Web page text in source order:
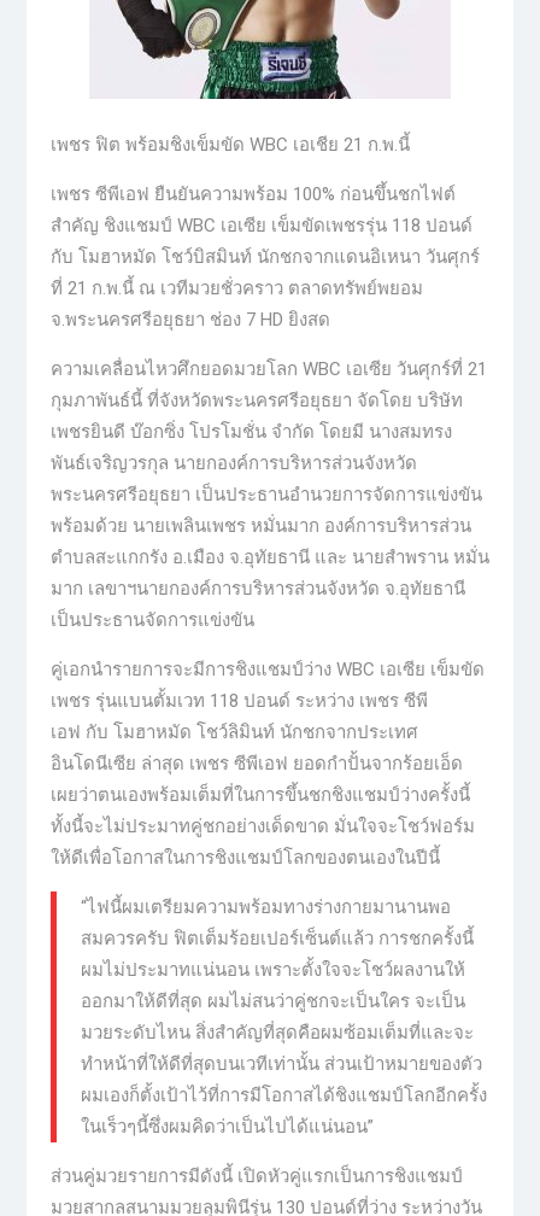
เพชร ฟิต พร้อมชิงเข็มขัด WBC เอเชีย 21 ก.พ.นี้
เพชร ซีพีเอฟ ยืนยันความพร้อม 100% ก่อนขึ้นชกไฟต์
สำคัญ ชิงแชมป์ WBC เอเซีย เข็มขัดเพชรรุ่น 118 ปอนด์
กับ โมฮาหมัด โชว์บิสมินท์ นักชกจากแดนอิเหนา วันศุกร์
ที่ 21 ก.พ.นี้ ณ เวทีมวยชั่วคราว ตลาดทรัพย์พยอม
จ.พระนครศรีอยุธยา ช่อง 7 HD ยิงสด
ความเคลื่อนไหวศึกยอดมวยโลก WBC เอเซีย วันศุกร์ที่ 21
กุมภาพันธ์นี้ ที่จังหวัดพระนครศรีอยุธยา จัดโดย บริษัท
เพชรยินดี บ๊อกซิ่ง โปรโมชั่น จํากัด โดยมี นางสมทรง
พันธ์เจริญวรกุล นายกองค์การบริหารส่วนจังหวัด
พระนครศรีอยุธยา เป็นประธานอำนวยการจัดการแข่งขัน
พร้อมด้วย นายเพลินเพชร หมั่นมาก องค์การบริหารส่วน
ตำบลสะแกกรัง อ.เมือง จ.อุทัยธานี และ นายสำพราน หมั่น
มาก เลขาฯนายกองค์การบริหารส่วนจังหวัด จ.อุทัยธานี
เป็นประธานจัดการแข่งขัน
คู่เอกนำรายการจะมีการชิงแชมป์ว่าง WBC เอเซีย เข็มขัด
เพชร รุ่นแบนตั้มเวท 118 ปอนด์ ระหว่าง เพชร ซีพี
เอฟ กับ โมฮาหมัด โชว์ลิมินท์ นักชกจากประเทศ
อินโดนีเซีย ล่าสุด เพชร ซีพีเอฟ ยอดกำปั้นจากร้อยเอ็ด
เผยว่าตนเองพร้อมเต็มที่ในการขึ้นชกชิงแชมป์ว่างครั้งนี้
ทั้งนี้จะไม่ประมาทคู่ชกอย่างเด็ดขาด มั่นใจจะโชว์ฟอร์ม
ให้ดีเพื่อโอกาสในการชิงแชมป์โลกของตนเองในปีนี้
“ไฟนี้ผมเตรียมความพร้อมทางร่างกายมานานพอ
สมควรครับ ฟิตเต็มร้อยเปอร์เซ็นต์แล้ว การชกครั้งนี้
ผมไม่ประมาทแน่นอน เพราะตั้งใจจะโชว์ผลงานให้
ออกมาให้ดีที่สุด ผมไม่สนว่าคู่ชกจะเป็นใคร จะเป็น
มวยระดับไหน สิ่งสำคัญที่สุดคือผมซ้อมเต็มที่และจะ
ทำหน้าที่ให้ดีที่สุดบนเวทีเท่านั้น ส่วนเป้าหมายของตัว
ผมเองก็ตั้งเป้าไว้ที่การมีโอกาสได้ชิงแชมป์โลกอีกครั้ง
ในเร็วๆนี้ซึ่งผมคิดว่าเป็นไปได้แน่นอน”
ส่วนคู่มวยรายการมีดังนี้ เปิดหัวคู่แรกเป็นการชิงแชมป์
มวยสากลสนามมวยลุมพินีรุ่น 130 ปอนด์ที่ว่าง ระหว่างวัน